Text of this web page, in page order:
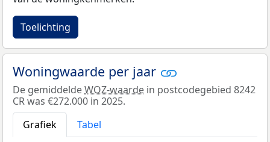
Toelichting
Woningwaarde per jaar
De gemiddeldeWOZ-waarde in postcodegebied 8242
CR was €272.000 in 2025.
Grafiek
Tabel